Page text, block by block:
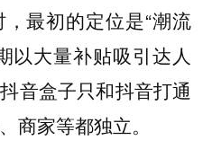
最初的定位是“潮流
以大量补贴吸引达人
音盒子只和抖音打通
商家等都独立。